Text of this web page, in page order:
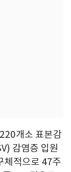
개소 표본감
감염증 입원
체적으로 47주